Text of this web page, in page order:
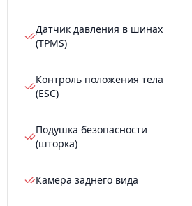
Датчик давления в шинах
(TPMS)
Контроль положения тела
(ESC)
Подушка безопасности
(шторка)
Камера заднего вида